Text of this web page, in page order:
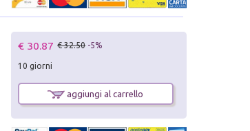
€ 30.87 € 32.50 -5%
10 giorni
aggiungi al carrello